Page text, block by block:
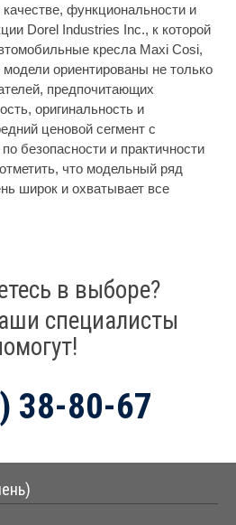
функциональности и
Dorel Industries Inc., к которой
кресла Maxi Cosi,
ориентированы не только
предпочитающих
оригинальность и
ценовой сегмент с
безопасности и практичности
что модельный ряд
широк и охватывает все
в выборе?
специалисты
38-80-67